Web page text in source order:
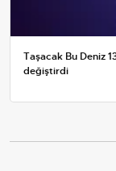
Taşacak Bu Deniz
değiştirdi